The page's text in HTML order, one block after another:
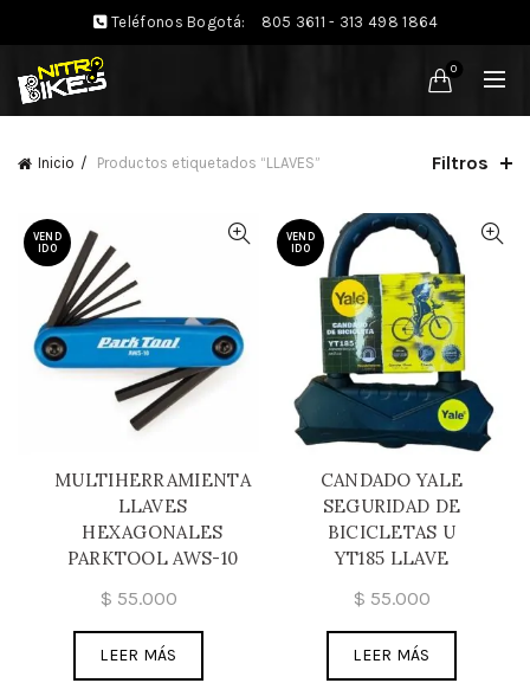
Teléfonos Bogotá: 805 3611 - 313 498 1864
0
Inicio Productos etiquetados “LLAVES” Filtros
VEND
IDO
MULTIHERRAMIENTA
LLAVES
HEXAGONALES
PARKTOOL AWS-10
$ 55.000
LEER MÁS
VEND
IDO
CANDADO YALE
SEGURIDAD DE
BICICLETAS U
YT185 LLAVE
$ 55.000
LEER MÁS